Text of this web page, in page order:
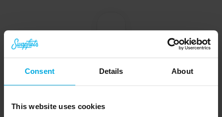
Consent Details About
This website uses cookies
G
r